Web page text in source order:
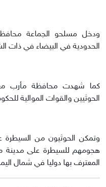
ودخل مسلحو الجماعة
الحدودية في البيضاء في ذات
الحوثيين والقوات الموالية
وتمكن الحوثيون من
هجومهم للسيطرة على مدينة
المعترف بها دوليا في شمال